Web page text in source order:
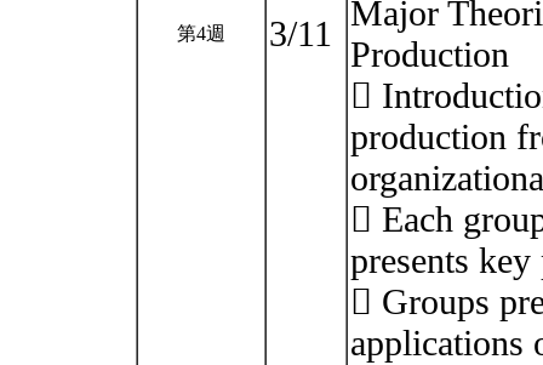
第4週 3/11 Major
Production

production
 Each
presents
 Groups
applications